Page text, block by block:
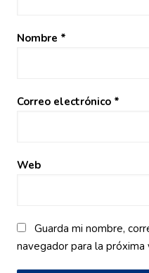
Nombre *
Correo electrónico *
Web
Guarda mi nombre,
navegador para la